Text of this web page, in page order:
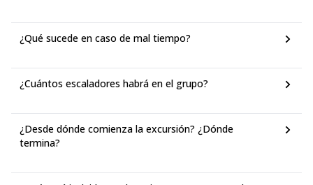
¿Qué sucede en caso de mal tiempo?
¿Cuántos escaladores habrá en el grupo?
¿Desde dónde comienza la excursión? ¿Dónde
termina?